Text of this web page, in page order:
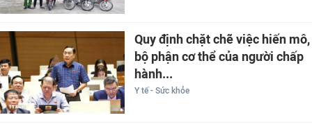
Quy định chặt chẽ việc hiến mô,
bộ phận cơ thể của người chấp
hành...
Y tế - Sức khỏe